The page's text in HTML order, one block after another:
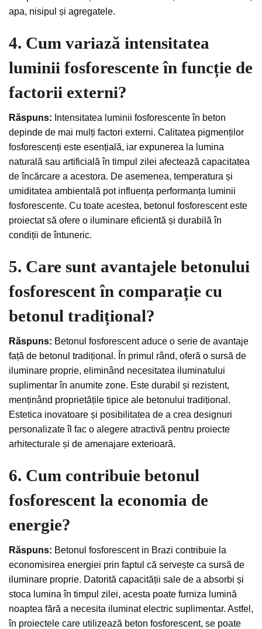
apa, nisipul și agregatele.
4. Cum variază intensitatea
luminii fosforescente în funcție de
factorii externi?
Răspuns: Intensitatea luminii fosforescente în beton
depinde de mai mulți factori externi. Calitatea pigmenților
fosforescenți este esențială, iar expunerea la lumina
naturală sau artificială în timpul zilei afectează capacitatea
de încărcare a acestora. De asemenea, temperatura și
umiditatea ambientală pot influența performanța luminii
fosforescente. Cu toate acestea, betonul fosforescent este
proiectat să ofere o iluminare eficientă și durabilă în
condiții de întuneric.
5. Care sunt avantajele betonului
fosforescent în comparație cu
betonul tradițional?
Răspuns: Betonul fosforescent aduce o serie de avantaje
față de betonul tradițional. În primul rând, oferă o sursă de
iluminare proprie, eliminând necesitatea iluminatului
suplimentar în anumite zone. Este durabil și rezistent,
menținând proprietățile tipice ale betonului tradițional.
Estetica inovatoare și posibilitatea de a crea designuri
personalizate îl fac o alegere atractivă pentru proiecte
arhitecturale și de amenajare exterioară.
6. Cum contribuie betonul
fosforescent la economia de
energie?
Răspuns: Betonul fosforescent in Brazi contribuie la
economisirea energiei prin faptul că servește ca sursă de
iluminare proprie. Datorită capacității sale de a absorbi și
stoca lumina în timpul zilei, acesta poate furniza lumină
noaptea fără a necesita iluminat electric suplimentar. Astfel,
în proiectele care utilizează beton fosforescent, se poate